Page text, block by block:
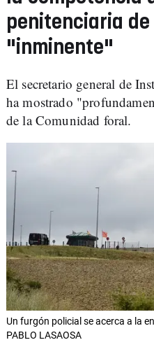
penitenciaria de
"inminente"
El secretario general de
ha mostrado
de la Comunidad foral.
Un furgón policial se acerca a la
PABLO LASAOSA